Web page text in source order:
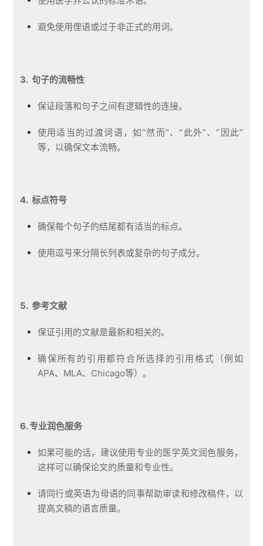
避免使用俚语或过于非正式的用词。
3. 句子的流畅性
保证段落和句子之间有逻辑性的连接。
使用适当的过渡词语，如“然而”、“此外”、“因此”
等，以确保文本流畅。
4. 标点符号
确保每个句子的结尾都有适当的标点。
使用逗号来分隔长列表或复杂的句子成分。
5. 参考文献
保证引用的文献是最新和相关的。
确保所有的引用都符合所选择的引用格式（例如
APA、MLA、Chicago等）。
6. 专业润色服务
如果可能的话，建议使用专业的医学英文润色服务，
这样可以确保论文的质量和专业性。
请同行或英语为母语的同事帮助审读和修改稿件，以
提高文稿的语言质量。